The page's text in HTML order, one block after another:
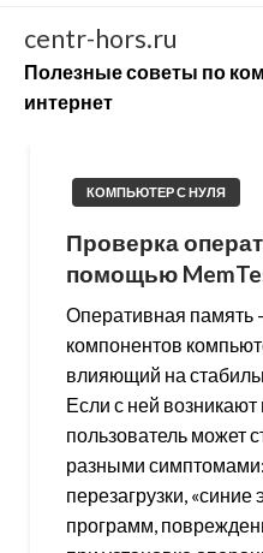
Skip
content
centr-hors.ru
Полезные советы по
интернет
КОМПЬЮТЕР С НУЛЯ
Проверка
помощью
Оперативная память
компонентов
влияющий на
Если с ней
пользователь может
разными
перезагрузки,
программ,